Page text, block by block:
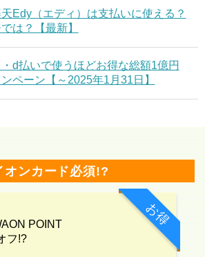
Edy（エディ）は支払いに使える？
は？【最新】
・d払いで使うほどお得な総額1億円
ペーン【～2025年1月31日】
オンカード必須!?
お得
POINT
フ!?